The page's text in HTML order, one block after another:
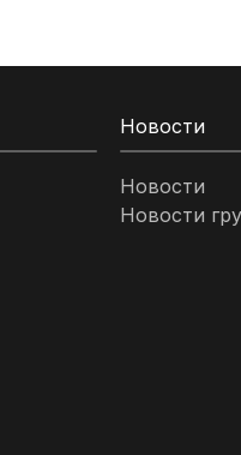
Новости
Новости
Новости